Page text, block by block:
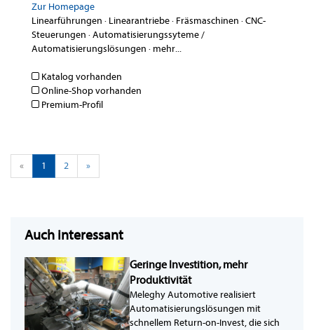
Zur Homepage
Linearführungen · Linearantriebe· Fräsmaschinen ·CNC-
Steuerungen ·Automatisierungssyteme /
Automatisierungslösungen · mehr...
Katalog vorhanden
Online-Shop vorhanden
Premium-Profil
« 1 2 »
Auch interessant
Geringe Investition, mehr
Produktivität
Meleghy Automotive realisiert
Automatisierungslösungen mit
schnellem Return-on-Invest, die sich